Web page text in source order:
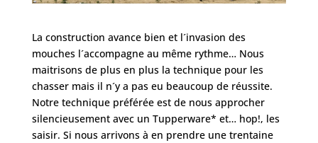
La construction avance bien et l´invasion des
mouches l´accompagne au même rythme… Nous
maitrisons de plus en plus la technique pour les
chasser mais il n´y a pas eu beaucoup de réussite.
Notre technique préférée est de nous approcher
silencieusement avec un Tupperware* et… hop!, les
saisir. Si nous arrivons à en prendre une trentaine